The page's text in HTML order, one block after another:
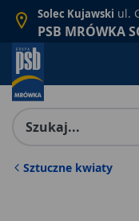
Solec Kujawski ul.
PSB MRÓWKA
Sztuczne kwiaty